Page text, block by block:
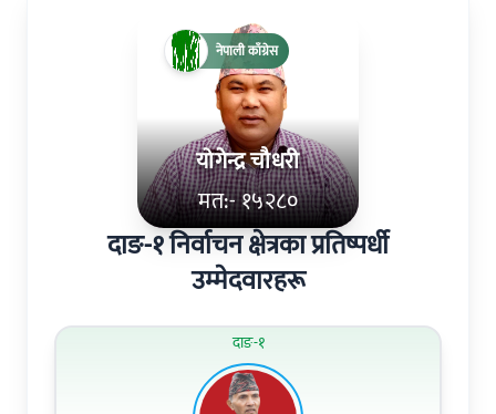
योगेन्द्र चौधरी
मत:- १५२८०
नेपाली काँग्रेस
दाङ-१ निर्वाचन क्षेत्रका प्रतिष्पर्धी
उम्मेदवारहरू
दाङ-१